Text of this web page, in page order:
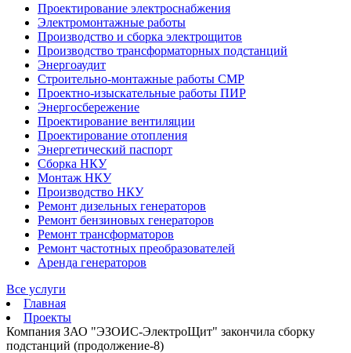
Проектирование электроснабжения
Электромонтажные работы
Производство и сборка электрощитов
Производство трансформаторных подстанций
Энергоаудит
Строительно-монтажные работы СМР
Проектно-изыскательные работы ПИР
Энергосбережение
Проектирование вентиляции
Проектирование отопления
Энергетический паспорт
Сборка НКУ
Монтаж НКУ
Производство НКУ
Ремонт дизельных генераторов
Ремонт бензиновых генераторов
Ремонт трансформаторов
Ремонт частотных преобразователей
Аренда генераторов
Все услуги
Главная
Проекты
Компания ЗАО "ЭЗОИС-ЭлектроЩит" закончила сборку
подстанций (продолжение-8)